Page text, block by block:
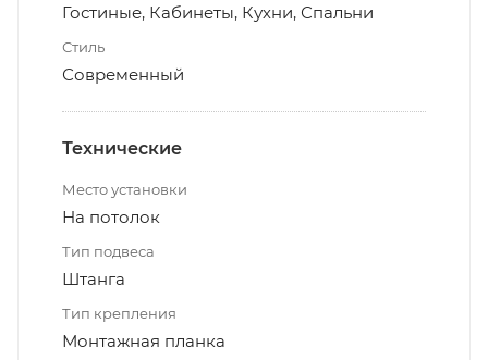
Гостиные, Кабинеты, Кухни, Спальни
Стиль
Современный
Технические
Место установки
На потолок
Тип подвеса
Штанга
Тип крепления
Монтажная планка